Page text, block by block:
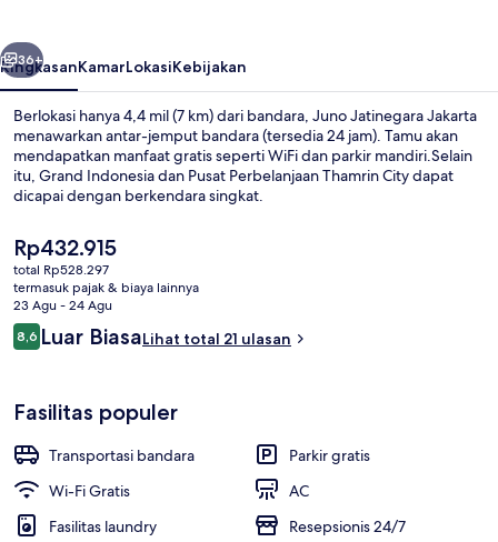
Berikutnya
36+
RingkasanKamarLokasiKebijakan
Berlokasi hanya 4,4 mil (7 km) dari bandara, Juno Jatinegara Jakarta
menawarkan antar-jemput bandara (tersedia 24 jam). Tamu akan
mendapatkan manfaat gratis seperti WiFi dan parkir mandiri.Selain
itu, Grand Indonesia dan Pusat Perbelanjaan Thamrin City dapat
dicapai dengan berkendara singkat.
Harga
saat
ini
Rp432.915
Rp432.915
total Rp528.297
termasuk pajak & biaya lainnya
23 Agu - 24 Agu
Ulasan
8,68,6 dari 10
Luar BiasaLihat total 21 ulasan
Fasilitas populer
Transportasi bandara
Parkir gratis
Wi-Fi Gratis
AC
Fasilitas laundry
Resepsionis 24/7